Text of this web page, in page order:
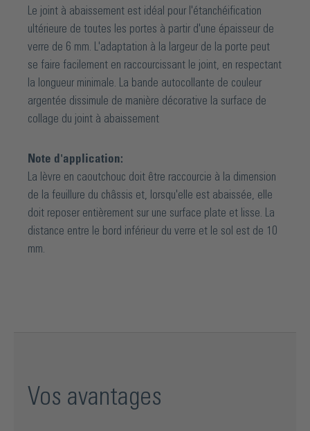
Le joint à abaissement est idéal pour l'étanchéification
ultérieure de toutes les portes à partir d'une épaisseur de
verre de 6 mm. L'adaptation à la largeur de la porte peut
se faire facilement en raccourcissant le joint, en respectant
la longueur minimale. La bande autocollante de couleur
argentée dissimule de manière décorative la surface de
collage du joint à abaissement
Note d'application:
La lèvre en caoutchouc doit être raccourcie à la dimension
de la feuillure du châssis et, lorsqu'elle est abaissée, elle
doit reposer entièrement sur une surface plate et lisse. La
distance entre le bord inférieur du verre et le sol est de 10
mm.
Vos avantages